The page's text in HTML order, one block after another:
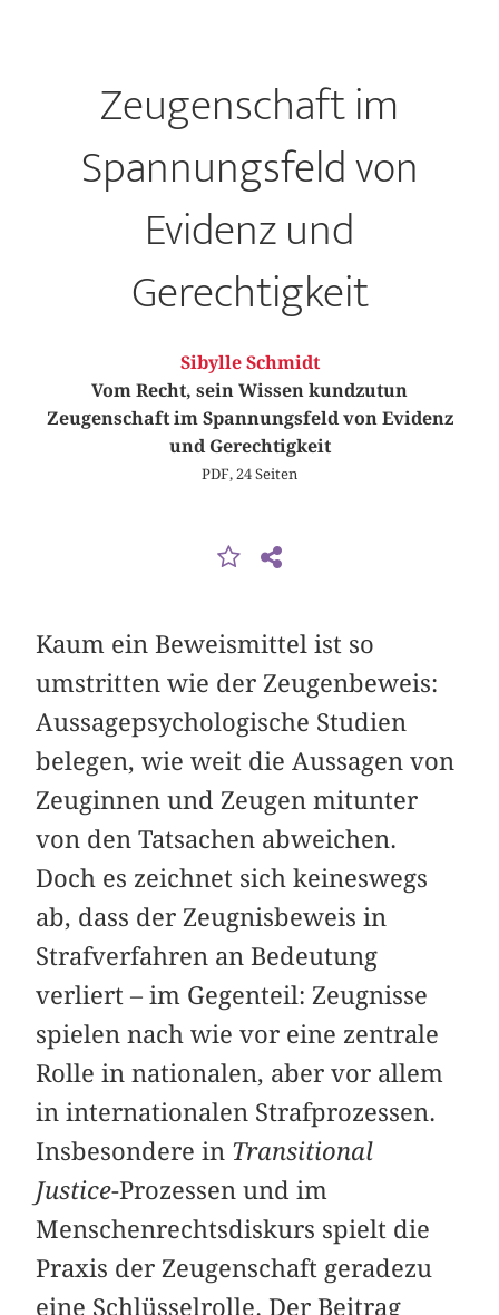
Zeugenschaft im
Spannungsfeld von
Evidenz und
Gerechtigkeit
Sibylle Schmidt
Vom Recht, sein Wissen kundzutun
Zeugenschaft im Spannungsfeld von Evidenz
und Gerechtigkeit
PDF, 24 Seiten
Kaum ein Beweismittel ist so
umstritten wie der Zeugenbeweis:
Aussagepsychologische Studien
belegen, wie weit die Aussagen von
Zeuginnen und Zeugen mitunter
von den Tatsachen abweichen.
Doch es zeichnet sich keineswegs
ab, dass der Zeugnisbeweis in
Strafverfahren an Bedeutung
verliert – im Gegenteil: Zeugnisse
spielen nach wie vor eine zentrale
Rolle in nationalen, aber vor allem
in internationalen Strafprozessen.
Insbesondere in Transitional
Justice-Prozessen und im
Menschenrechtsdiskurs spielt die
Praxis der Zeugenschaft geradezu
eine Schlüsselrolle. Der Beitrag